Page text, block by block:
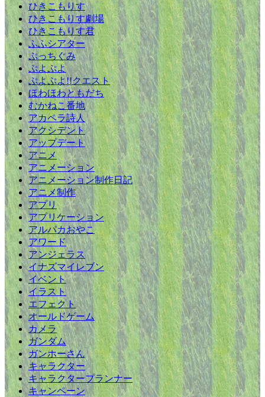
ひきこもりす
ひきこもりす劇場
ひきこもりす君
ふふシアター
ぷっちぐみ
ぷよぷよ
ぷよぷよ!!クエスト
ほわほわともだち
むかねこ番地
アカペラ詩人
アクシデント
アップデート
アニメ
アニメーション
アニメーション制作日記
アニメ制作
アプリ
アプリケーション
アルパカおやこ
アワード
アンジェラス
イナズマイレブン
イベント
イラスト
エフェクト
オールドゲーム
カメラ
ガンダム
ガンホーさん
キャラクター
キャラクタープランナー
キャンペーン